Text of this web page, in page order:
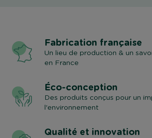
Fabrication française
Un lieu de production & un
en France
Éco-conception
Des produits conçus pour un
l'environnement
Qualité et innovation